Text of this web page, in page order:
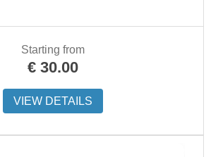
Starting from
€ 30.00
VIEW DETAILS